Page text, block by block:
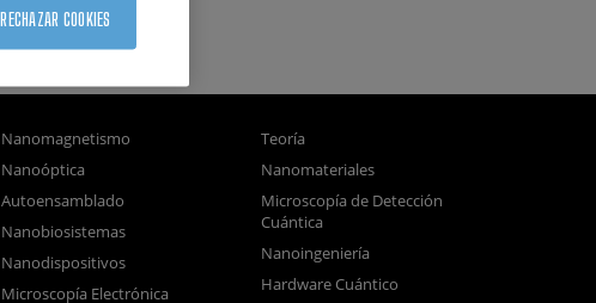
Nanomagnetismo
Nanoóptica
Autoensamblado
Nanobiosistemas
Nanodispositivos
Microscopía Electrónica
Teoría
Nanomateriales
Microscopía de Detección
Cuántica
Nanoingeniería
Hardware Cuántico
RECHAZAR COOKIES